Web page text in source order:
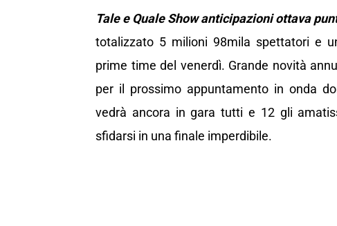
Tale e Quale Show anticipazioni ottava
totalizzato 5 milioni 98mila spettatori e
prime time del venerdì. Grande novità
per il prossimo appuntamento in onda
vedrà ancora in gara tutti e 12 gli
sfidarsi in una finale imperdibile.